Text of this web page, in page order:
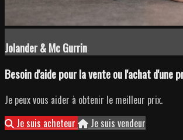
Jolander & Mc Gurrin
Besoin d'aide pour la vente ou l'achat d'une
Je peux vous aider à obtenir le meilleur prix.
Je suis acheteur
Je suis vendeur